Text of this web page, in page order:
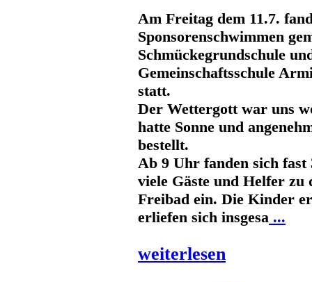
Am Freitag dem 11.7.
Sponsorenschwimmen
Schmückegrundschule
Gemeinschaftsschule
statt.
Der Wettergott war uns
hatte Sonne und
bestellt.
Ab 9 Uhr fanden sich
viele Gäste und Helfer zu
Freibad ein. Die Kinder
erliefen sich insgesa ...
weiterlesen